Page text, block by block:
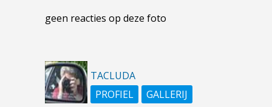
geen reacties op deze foto
TACLUDA
PROFIEL
GALLERIJ